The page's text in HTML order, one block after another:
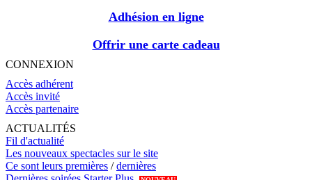
Adhésion en ligne
Offrir une carte cadeau
CONNEXION
Accès adhérent
Accès invité
Accès partenaire
ACTUALITÉS
Fil d'actualité
Les nouveaux spectacles sur le site
Ce sont leurs premières /dernières